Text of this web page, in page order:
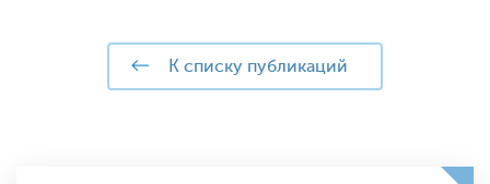
к списку публикаций